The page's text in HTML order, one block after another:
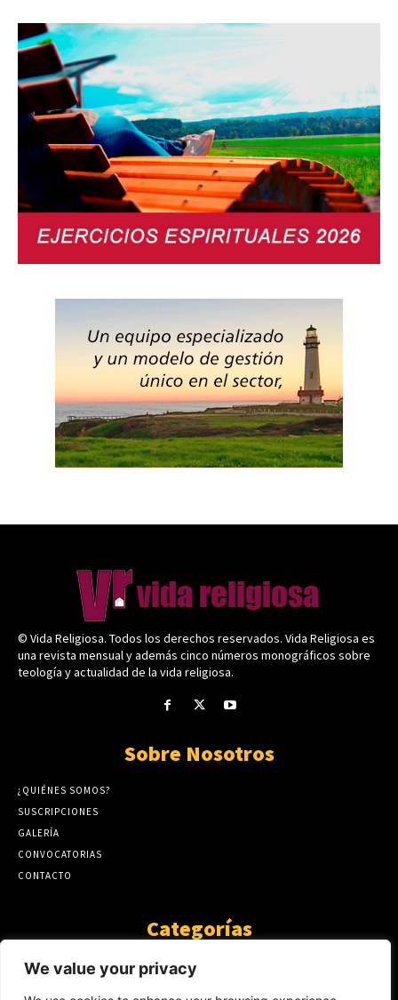
We value your privacy
© Vida Religiosa. Todos los derechos reservados. Vida Religiosa es
una revista mensual y además cinco números monográficos sobre
teología y actualidad de la vida religiosa.
Sobre Nosotros
¿QUIÉNES SOMOS?
SUSCRIPCIONES
GALERÍA
CONVOCATORIAS
CONTACTO
Categorías
ARTÍCULOS
GUANTE DE SEDA